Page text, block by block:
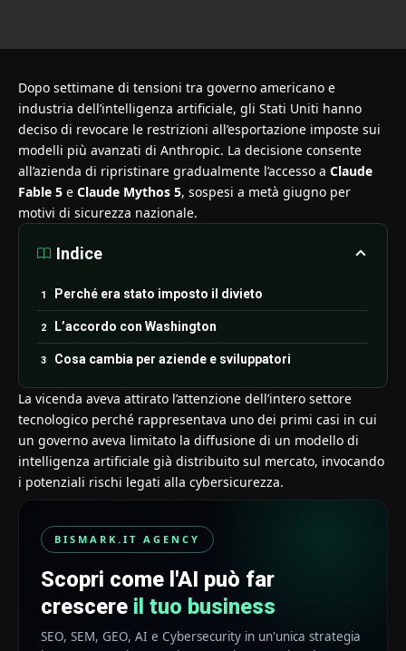
Dopo settimane di tensioni tra governo americano e
industria dell’intelligenza artificiale, gli Stati Uniti hanno
deciso di revocare le restrizioni all’esportazione imposte sui
modelli più avanzati di Anthropic. La decisione consente
all’azienda di ripristinare gradualmente l’accesso a Claude
Fable 5 e Claude Mythos 5, sospesi a metà giugno per
motivi di sicurezza nazionale.
Indice
Perché era stato imposto il divieto
L’accordo con Washington
Cosa cambia per aziende e sviluppatori
La vicenda aveva attirato l’attenzione dell’intero settore
tecnologico perché rappresentava uno dei primi casi in cui
un governo aveva limitato la diffusione di un modello di
intelligenza artificiale già distribuito sul mercato, invocando
i potenziali rischi legati alla cybersicurezza.
BISMARK.IT AGENCY
Scopri come l'AI può far
crescere il tuo business
SEO, SEM, GEO, AI e Cybersecurity in un'unica strategia